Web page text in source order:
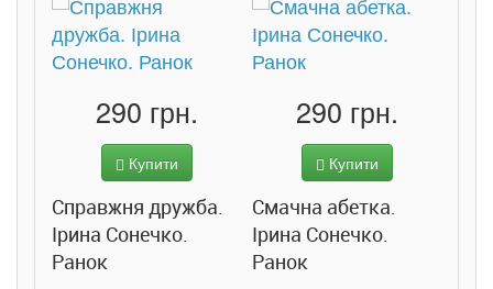
290 грн.
Купити
Справжня дружба.
Ірина Сонечко.
Ранок
290 грн.
Купити
Смачна абетка.
Ірина Сонечко.
Ранок